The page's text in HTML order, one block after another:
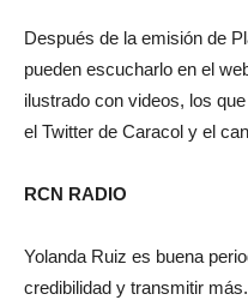
Después de la emisión de
pueden escucharlo en el
ilustrado con videos, los
el Twitter de Caracol y el
RCN RADIO
Yolanda Ruiz es buena
credibilidad y transmitir